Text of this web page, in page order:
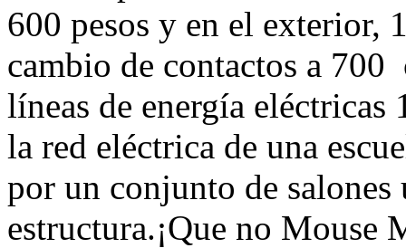
600 pesos y en el exterior,
cambio de contactos a 700
líneas de energía eléctricas
la red eléctrica de una
por un conjunto de salones
estructura.¡Que no Mouse